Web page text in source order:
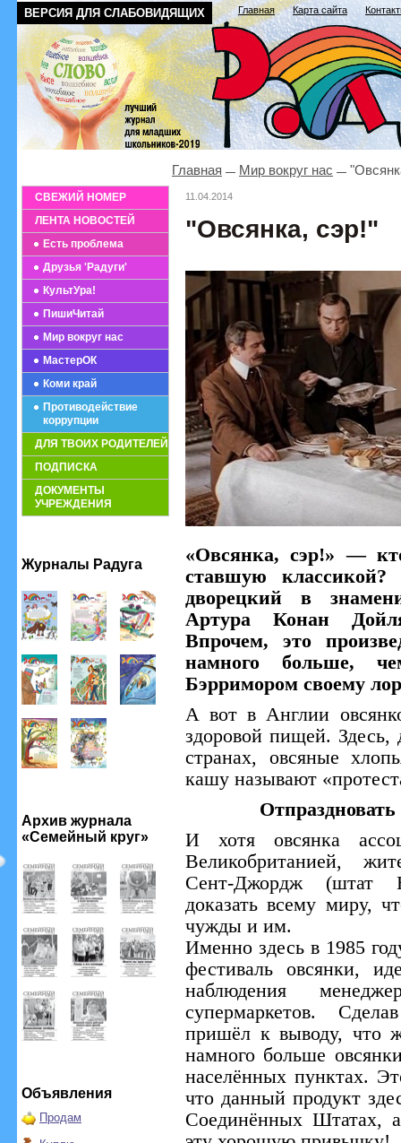
ВЕРСИЯ ДЛЯ СЛАБОВИДЯЩИХ Главная Карта сайта
СВЕЖИЙ НОМЕР
ЛЕНТА НОВОСТЕЙ
Есть проблема
Друзья 'Радуги'
КультУра!
ПишиЧитай
Мир вокруг нас
МастерОК
Коми край
Противодействие
коррупции
ДЛЯ ТВОИХ РОДИТЕЛЕЙ
ПОДПИСКА
ДОКУМЕНТЫ
УЧРЕЖДЕНИЯ
Журналы Радуга
Архив журнала
«Семейный круг»
Объявления
Продам
Главная Мир вокруг нас
11.04.2014
"Овсянка, сэр!"
«Овсянка, сэр!» —
ставшую
дворецкий в
Артура Конан
Впрочем, это
намного больше,
Бэрримором своему
А вот в Англии
здоровой пищей. Здесь,
странах, овсяные
кашу называют
И хотя овсянка
Великобританией,
Сент-Джордж (штат
доказать всему миру,
чужды и им.
Именно здесь в 1985
фестиваль овсянки,
наблюдения
супермаркетов.
пришёл к выводу, что
намного больше
населённых пунктах.
что данный продукт
Соединённых Штатах, а